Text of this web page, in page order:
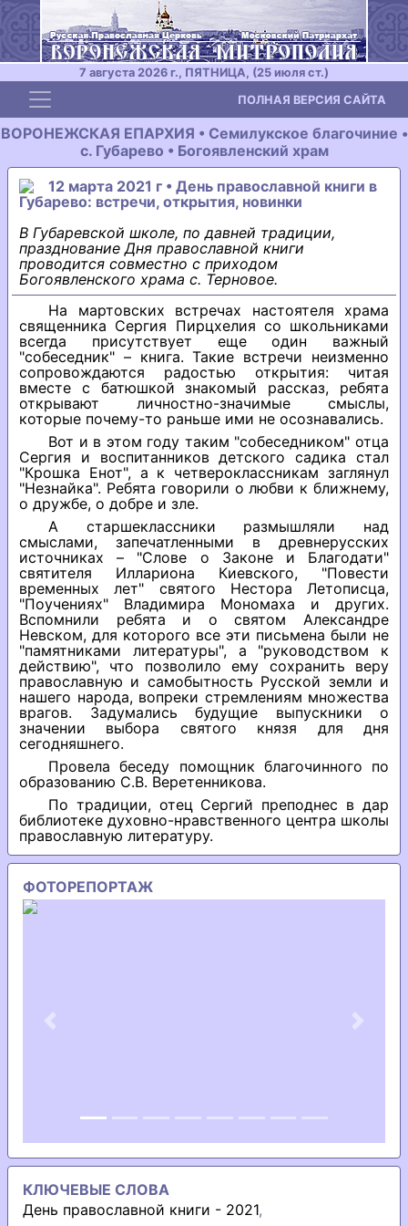
7 августа 2026 г., ПЯТНИЦА, (25 июля ст.)
Toggle navigation ПОЛНАЯ ВЕРСИЯ САЙТА
ВОРОНЕЖСКАЯ ЕПАРХИЯ • Семилукское благочиние •
с. Губарево • Богоявленский храм
12 марта 2021 г • День православной книги в
Губарево: встречи, открытия, новинки
В Губаревской школе, по давней традиции,
празднование Дня православной книги
проводится совместно с приходом
Богоявленского храма с. Терновое.
На мартовских встречах настоятеля храма
священника Сергия Пирцхелия со школьниками
всегда присутствует еще один важный
"собеседник" – книга. Такие встречи неизменно
сопровождаются радостью открытия: читая
вместе с батюшкой знакомый рассказ, ребята
открывают личностно-значимые смыслы,
которые почему-то раньше ими не осознавались.
Вот и в этом году таким "собеседником" отца
Сергия и воспитанников детского садика стал
"Крошка Енот", а к четвероклассникам заглянул
"Незнайка". Ребята говорили о любви к ближнему,
о дружбе, о добре и зле.
А старшеклассники размышляли над
смыслами, запечатленными в древнерусских
источниках – "Слове о Законе и Благодати"
святителя Иллариона Киевского, "Повести
временных лет" святого Нестора Летописца,
"Поучениях" Владимира Мономаха и других.
Вспомнили ребята и о святом Александре
Невском, для которого все эти письмена были не
"памятниками литературы", а "руководством к
действию", что позволило ему сохранить веру
православную и самобытность Русской земли и
нашего народа, вопреки стремлениям множества
врагов. Задумались будущие выпускники о
значении выбора святого князя для дня
сегодняшнего.
Провела беседу помощник благочинного по
образованию С.В. Веретенникова.
По традиции, отец Сергий преподнес в дар
библиотеке духовно-нравственного центра школы
православную литературу.
ФОТОРЕПОРТАЖ
Previous Next
КЛЮЧЕВЫЕ СЛОВА
День православной книги - 2021,